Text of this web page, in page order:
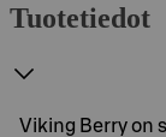
Tuotetiedot
Viking Berry on